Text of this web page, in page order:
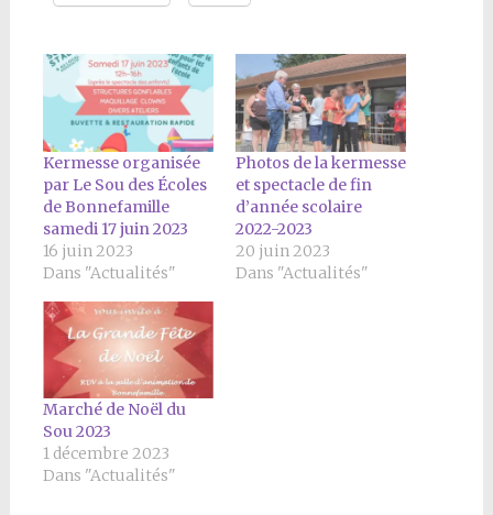
Kermesse organisée
par Le Sou des Écoles
de Bonnefamille
samedi 17 juin 2023
16 juin 2023
Dans "Actualités"
Photos de la kermesse
et spectacle de fin
d’année scolaire
2022-2023
20 juin 2023
Dans "Actualités"
Marché de Noël du
Sou 2023
1 décembre 2023
Dans "Actualités"